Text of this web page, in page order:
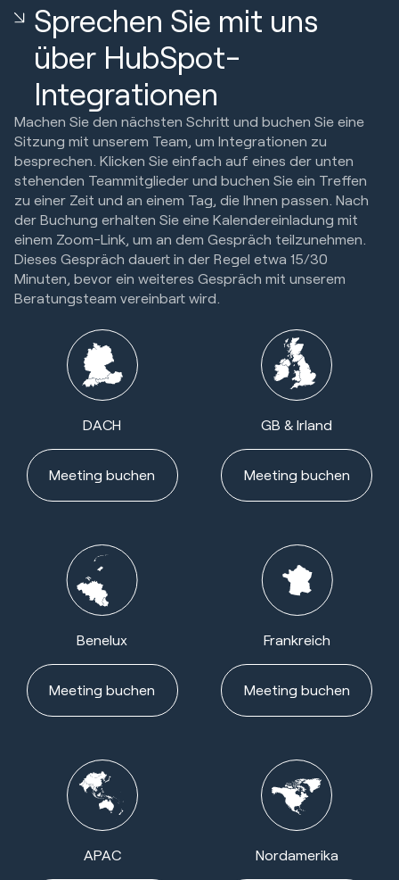
Sprechen Sie mit uns
über HubSpot-
Integrationen
Machen Sie den nächsten Schritt und buchen Sie eine
Sitzung mit unserem Team, um Integrationen zu
besprechen. Klicken Sie einfach auf eines der unten
stehenden Teammitglieder und buchen Sie ein Treffen
zu einer Zeit und an einem Tag, die Ihnen passen. Nach
der Buchung erhalten Sie eine Kalendereinladung mit
einem Zoom-Link, um an dem Gespräch teilzunehmen.
Dieses Gespräch dauert in der Regel etwa 15/30
Minuten, bevor ein weiteres Gespräch mit unserem
Beratungsteam vereinbart wird.
GB & Irland
Meeting buchen
DACH
Meeting buchen
Benelux
Meeting buchen
Frankreich
Meeting buchen
APAC Nordamerika